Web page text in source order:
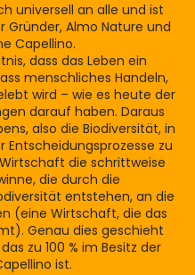
universell an alle und ist
Almo Nature und
Capellino.
dass das Leben ein
menschliches Handeln,
wird – wie es heute der
darauf haben. Daraus
also die Biodiversität, in
zu
die schrittweise
die durch die
entstehen, an die
(eine Wirtschaft, die das
Genau dies geschieht
zu 100 % im Besitz der
ist.